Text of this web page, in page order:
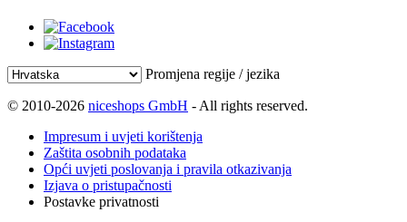
Promjena regije / jezika
© 2010-2026 niceshops GmbH - All rights reserved.
Impresum i uvjeti korištenja
Zaštita osobnih podataka
Opći uvjeti poslovanja i pravila otkazivanja
Izjava o pristupačnosti
Postavke privatnosti